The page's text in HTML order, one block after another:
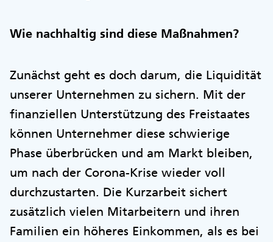
Wie nachhaltig sind diese Maßnahmen?
Zunächst geht es doch darum, die Liquidität
unserer Unternehmen zu sichern. Mit der
finanziellen Unterstützung des Freistaates
können Unternehmer diese schwierige
Phase überbrücken und am Markt bleiben,
um nach der Corona-Krise wieder voll
durchzustarten. Die Kurzarbeit sichert
zusätzlich vielen Mitarbeitern und ihren
Familien ein höheres Einkommen, als es bei